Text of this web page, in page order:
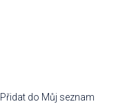
Přidat do Můj seznam